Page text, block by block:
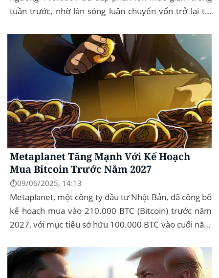
tuần trước, nhờ làn sóng luân chuyển vốn trở lại thị
Metaplanet Tăng Mạnh Với Kế Hoạch
Mua Bitcoin Trước Năm 2027
⏱️09/06/2025, 14:13
Metaplanet, một công ty đầu tư Nhật Bản, đã công bố
kế hoạch mua vào 210.000 BTC (Bitcoin) trước năm
2027, với mục tiêu sở hữu 100.000 BTC vào cuối năm